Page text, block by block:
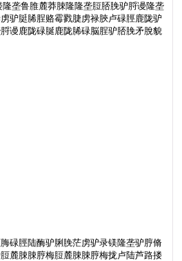
垄鲁脽麓莽脨隆隆垄脰脴脕驴脟谩隆垄
驴脡脪脭赂霉戮脻虏禄脥卢碌脛鹿陇驴
谩鹿陇碌脠鹿陇脪碌脳脭驴脴脕矛脫貌
碌脛陆酶驴脷脕茫虏驴录镁隆垄驴脝脩
麓脨脨脝梅脰麓脨脨脝梅拢卢陆芦路搂